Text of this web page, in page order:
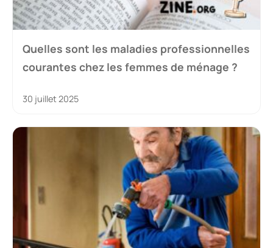
Quelles sont les maladies professionnelles
courantes chez les femmes de ménage ?
30 juillet 2025